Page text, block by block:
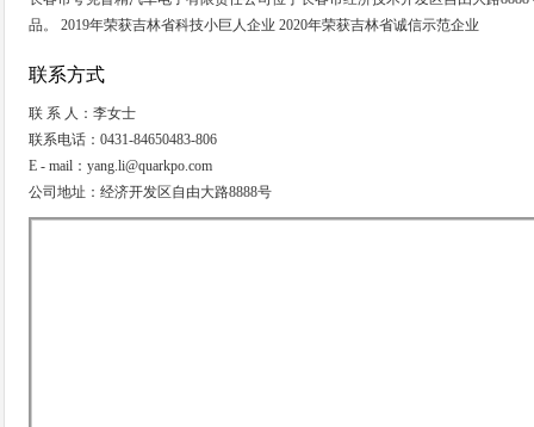
品。 2019年荣获吉林省科技小巨人企业 2020年荣获吉林省诚信示范企业
联系方式
联 系 人：李女士
联系电话：0431-84650483-806
E - mail：yang.li@quarkpo.com
公司地址：经济开发区自由大路8888号